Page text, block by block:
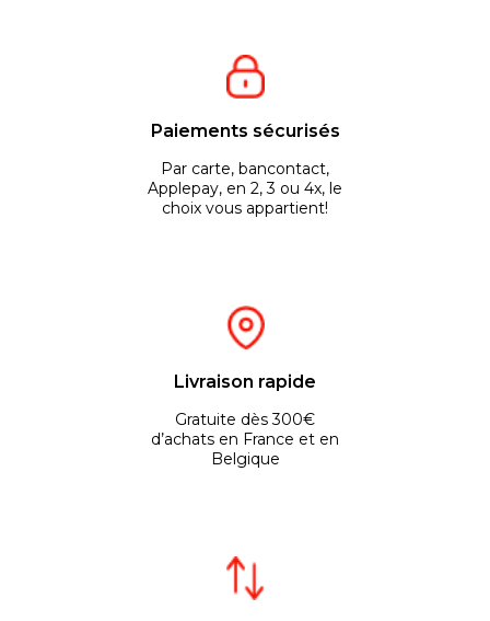
Paiements sécurisés
Par carte, bancontact,
Applepay, en 2, 3 ou 4x, le
choix vous appartient!
Livraison rapide
Gratuite dès 300€
d’achats en France et en
Belgique